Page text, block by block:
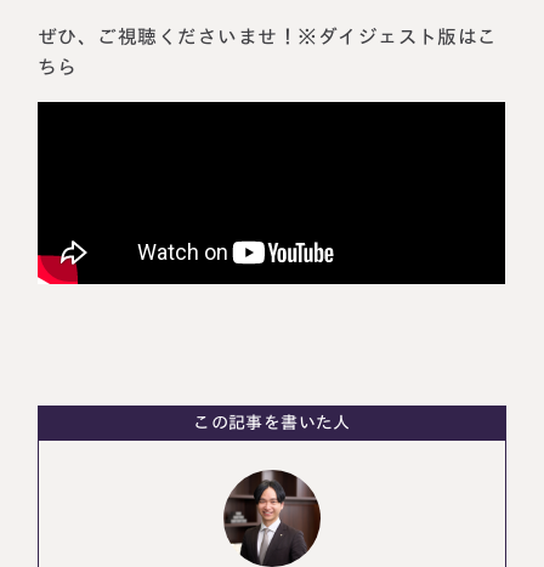
選ばれる理由
東京都港区南青山一丁目2番6号
大阪事務所
〒530-0017
大阪府大阪市北区角田町8番47号
阪急グランドビル20階
円満相続塾（受講生募集中）
ぜひ、ご視聴くださいませ！※ダイジェスト版はこ
ちら
この記事を書いた人